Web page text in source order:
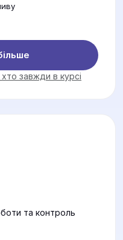
завжди в курсі
та контроль